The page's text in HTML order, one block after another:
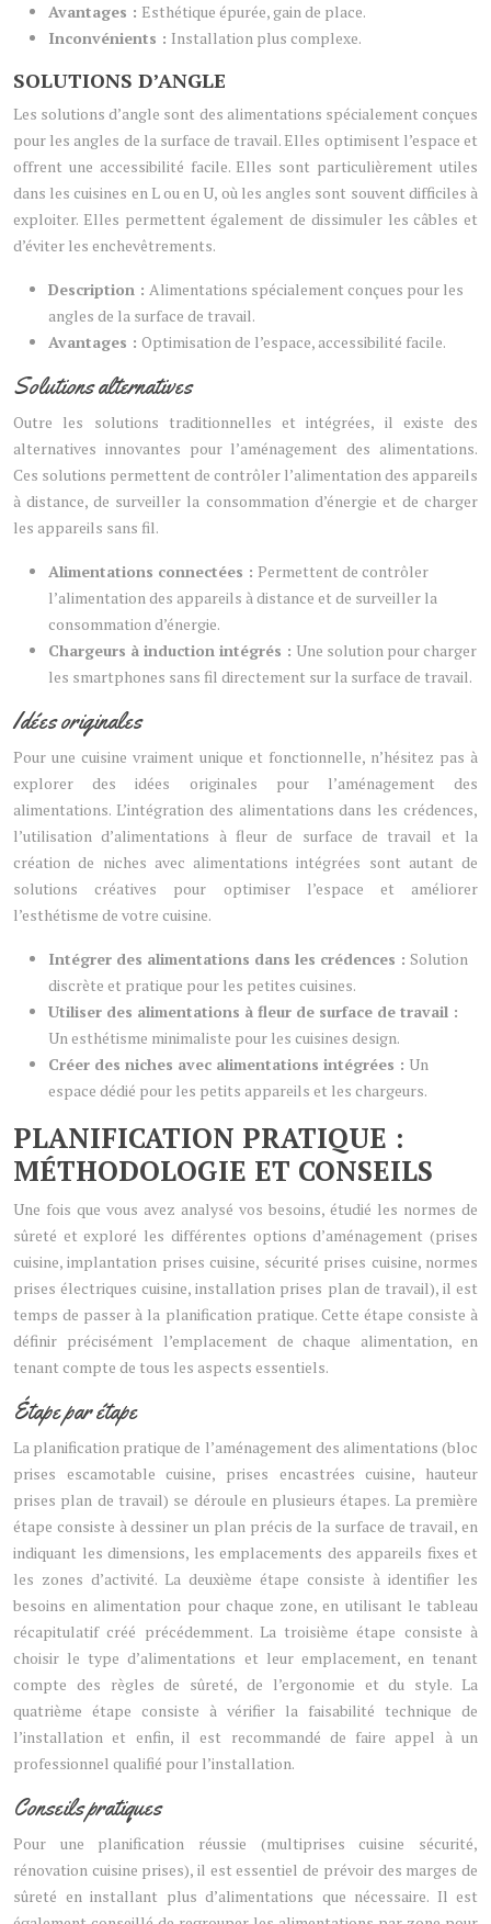
Avantages : Esthétique épurée, gain de place.
Inconvénients : Installation plus complexe.
SOLUTIONS D’ANGLE
Les solutions d’angle sont des alimentations spécialement conçues
pour les angles de la surface de travail. Elles optimisent l’espace et
offrent une accessibilité facile. Elles sont particulièrement utiles
dans les cuisines en L ou en U, où les angles sont souvent difficiles à
exploiter. Elles permettent également de dissimuler les câbles et
d’éviter les enchevêtrements.
Description : Alimentations spécialement conçues pour les
angles de la surface de travail.
Avantages : Optimisation de l’espace, accessibilité facile.
Solutions alternatives
Outre les solutions traditionnelles et intégrées, il existe des
alternatives innovantes pour l’aménagement des alimentations.
Ces solutions permettent de contrôler l’alimentation des appareils
à distance, de surveiller la consommation d’énergie et de charger
les appareils sans fil.
Alimentations connectées : Permettent de contrôler
l’alimentation des appareils à distance et de surveiller la
consommation d’énergie.
Chargeurs à induction intégrés : Une solution pour charger
les smartphones sans fil directement sur la surface de travail.
Idées originales
Pour une cuisine vraiment unique et fonctionnelle, n’hésitez pas à
explorer des idées originales pour l’aménagement des
alimentations. L’intégration des alimentations dans les crédences,
l’utilisation d’alimentations à fleur de surface de travail et la
création de niches avec alimentations intégrées sont autant de
solutions créatives pour optimiser l’espace et améliorer
l’esthétisme de votre cuisine.
Intégrer des alimentations dans les crédences : Solution
discrète et pratique pour les petites cuisines.
Utiliser des alimentations à fleur de surface de travail :
Un esthétisme minimaliste pour les cuisines design.
Créer des niches avec alimentations intégrées : Un
espace dédié pour les petits appareils et les chargeurs.
PLANIFICATION PRATIQUE :
MÉTHODOLOGIE ET CONSEILS
Une fois que vous avez analysé vos besoins, étudié les normes de
sûreté et exploré les différentes options d’aménagement (prises
cuisine, implantation prises cuisine, sécurité prises cuisine, normes
prises électriques cuisine, installation prises plan de travail), il est
temps de passer à la planification pratique. Cette étape consiste à
définir précisément l’emplacement de chaque alimentation, en
tenant compte de tous les aspects essentiels.
Étape par étape
La planification pratique de l’aménagement des alimentations (bloc
prises escamotable cuisine, prises encastrées cuisine, hauteur
prises plan de travail) se déroule en plusieurs étapes. La première
étape consiste à dessiner un plan précis de la surface de travail, en
indiquant les dimensions, les emplacements des appareils fixes et
les zones d’activité. La deuxième étape consiste à identifier les
besoins en alimentation pour chaque zone, en utilisant le tableau
récapitulatif créé précédemment. La troisième étape consiste à
choisir le type d’alimentations et leur emplacement, en tenant
compte des règles de sûreté, de l’ergonomie et du style. La
quatrième étape consiste à vérifier la faisabilité technique de
l’installation et enfin, il est recommandé de faire appel à un
professionnel qualifié pour l’installation.
Conseils pratiques
Pour une planification réussie (multiprises cuisine sécurité,
rénovation cuisine prises), il est essentiel de prévoir des marges de
sûreté en installant plus d’alimentations que nécessaire. Il est